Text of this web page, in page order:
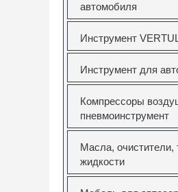
автомобиля
Инструмент
Инструмент для
Компрессоры
пневмоинструмент
Масла, очистители,
жидкости